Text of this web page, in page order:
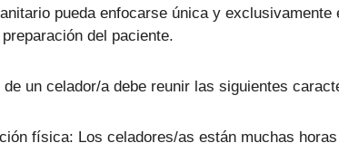
pueda enfocarse única y
del paciente.
un celador/a debe reunir las siguientes
física: Los celadores/as están muchas